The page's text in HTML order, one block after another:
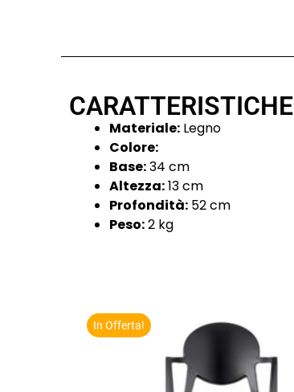
CARATTERISTICHE
Materiale: Legno
Colore:
Base:34 cm
Altezza:13 cm
Profondità: 52 cm
Peso:2 kg
In Offerta!